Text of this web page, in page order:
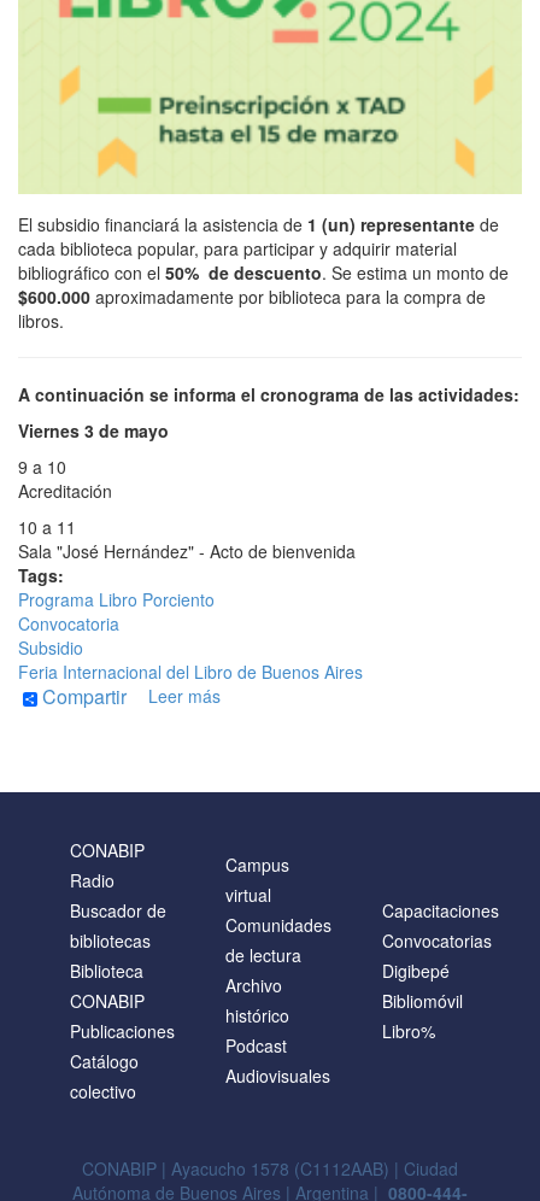
El subsidio financiará la asistencia de 1 (un) representante de
cada biblioteca popular, para participar y adquirir material
bibliográfico con el 50% de descuento. Se estima un monto de
$600.000 aproximadamente por biblioteca para la compra de
libros.
A continuación se informa el cronograma de las actividades:
Viernes 3 de mayo
9 a 10
Acreditación
10 a 11
Sala "José Hernández" - Acto de bienvenida
Tags:
Programa Libro Porciento
Convocatoria
Subsidio
Feria Internacional del Libro de Buenos Aires
Compartir Leer más
la
del
Programa
%
CONABIP
Radio
Buscador de
bibliotecas
Biblioteca
CONABIP
Publicaciones
Catálogo
colectivo
Campus
virtual
Comunidades
de lectura
Archivo
histórico
Podcast
Audiovisuales
Capacitaciones
Convocatorias
Digibepé
Bibliomóvil
Libro%
CONABIP | Ayacucho 1578 (C1112AAB) | Ciudad
Autónoma de Buenos Aires | Argentina | 0800-444-